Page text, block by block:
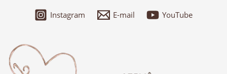
Instagram E-mail YouTube